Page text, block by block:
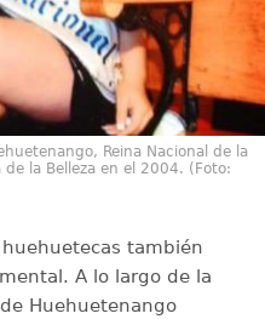
Reina Nacional de la
la Belleza en el 2004. (Foto:
también
A lo largo de la
Huehuetenango